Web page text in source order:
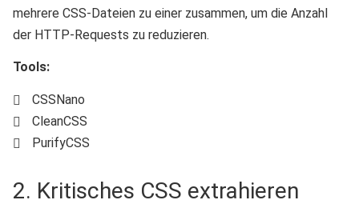
mehrere CSS-Dateien zu einer zusammen, um die Anzahl
der HTTP-Requests zu reduzieren.
Tools:
CSSNano
CleanCSS
PurifyCSS
2. Kritisches CSS extrahieren